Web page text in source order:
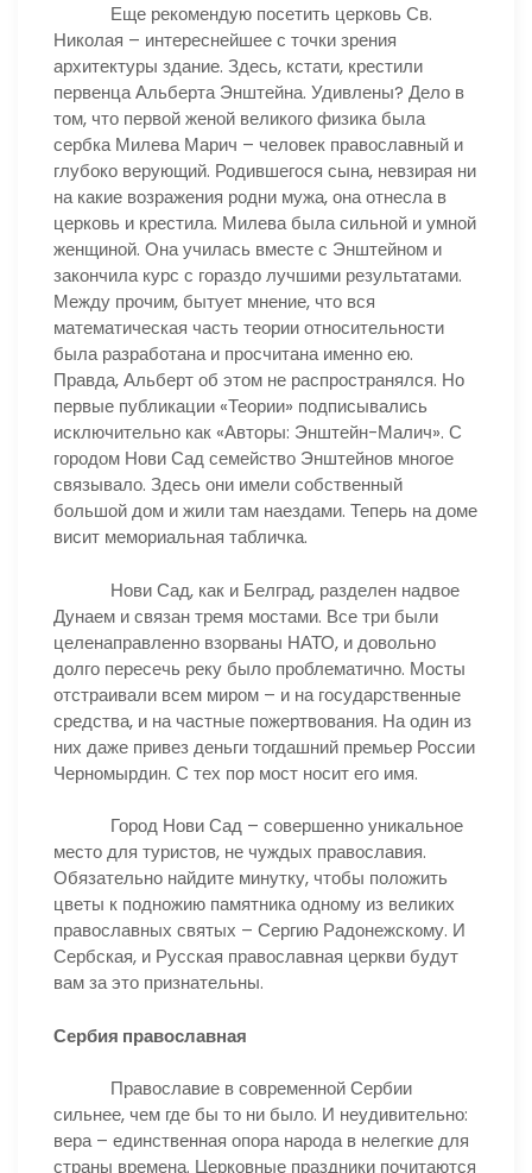
Еще рекомендую посетить церковь Св.
Николая – интереснейшее с точки зрения
архитектуры здание. Здесь, кстати, крестили
первенца Альберта Энштейна. Удивлены? Дело в
том, что первой женой великого физика была
сербка Милева Марич – человек православный и
глубоко верующий. Родившегося сына, невзирая ни
на какие возражения родни мужа, она отнесла в
церковь и крестила. Милева была сильной и умной
женщиной. Она училась вместе с Энштейном и
закончила курс с гораздо лучшими результатами.
Между прочим, бытует мнение, что вся
математическая часть теории относительности
была разработана и просчитана именно ею.
Правда, Альберт об этом не распространялся. Но
первые публикации «Теории» подписывались
исключительно как «Авторы: Энштейн-Малич». С
городом Нови Сад семейство Энштейнов многое
связывало. Здесь они имели собственный
большой дом и жили там наездами. Теперь на доме
висит мемориальная табличка.
Нови Сад, как и Белград, разделен надвое
Дунаем и связан тремя мостами. Все три были
целенаправленно взорваны НАТО, и довольно
долго пересечь реку было проблематично. Мосты
отстраивали всем миром – и на государственные
средства, и на частные пожертвования. На один из
них даже привез деньги тогдашний премьер России
Черномырдин. С тех пор мост носит его имя.
Город Нови Сад – совершенно уникальное
место для туристов, не чуждых православия.
Обязательно найдите минутку, чтобы положить
цветы к подножию памятника одному из великих
православных святых – Сергию Радонежскому. И
Сербская, и Русская православная церкви будут
вам за это признательны.
Сербия православная
Православие в современной Сербии
сильнее, чем где бы то ни было. И неудивительно:
вера – единственная опора народа в нелегкие для
страны времена. Церковные праздники почитаются